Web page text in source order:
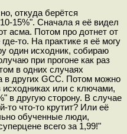
откуда берётся
15%". Сначала я её видел
асма. Потом про дотнет от
то. На практике я её могу
один исходник, собираю
при прогоне как раз
в одних случаях
в других GCC. Потом можно
исходниках или с ключами,
в другую сторону. В случае
то что-то крутит? Или её
обученные люди,
всего за 1,99!"